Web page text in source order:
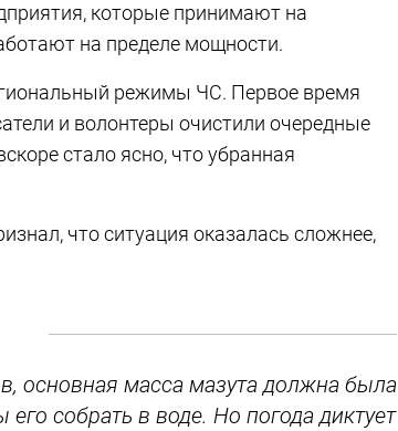
которые принимают на
на пределе мощности.
режимы ЧС. Первое время
и волонтеры очистили очередные
стало ясно, что убранная
что ситуация оказалась сложнее,
основная масса мазута должна была
собрать в воде. Но погода диктует